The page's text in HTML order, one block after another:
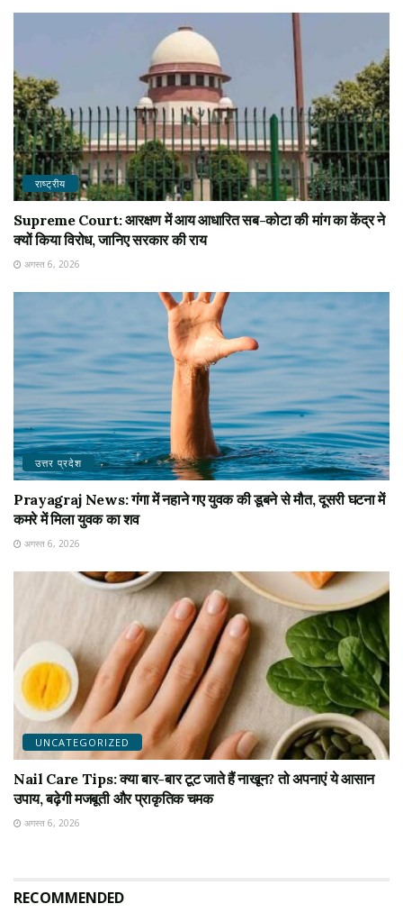
राष्ट्रीय
Supreme Court: आरक्षण में आय आधारित सब-कोटा की मांग का केंद्र ने
क्यों किया विरोध, जानिए सरकार की राय
अगस्त 6, 2026
उत्तर प्रदेश
Prayagraj News: गंगा में नहाने गए युवक की डूबने से मौत, दूसरी घटना में
कमरे में मिला युवक का शव
अगस्त 6, 2026
UNCATEGORIZED
Nail Care Tips: क्या बार-बार टूट जाते हैं नाखून? तो अपनाएं ये आसान
उपाय, बढ़ेगी मजबूती और प्राकृतिक चमक
अगस्त 6, 2026
RECOMMENDED